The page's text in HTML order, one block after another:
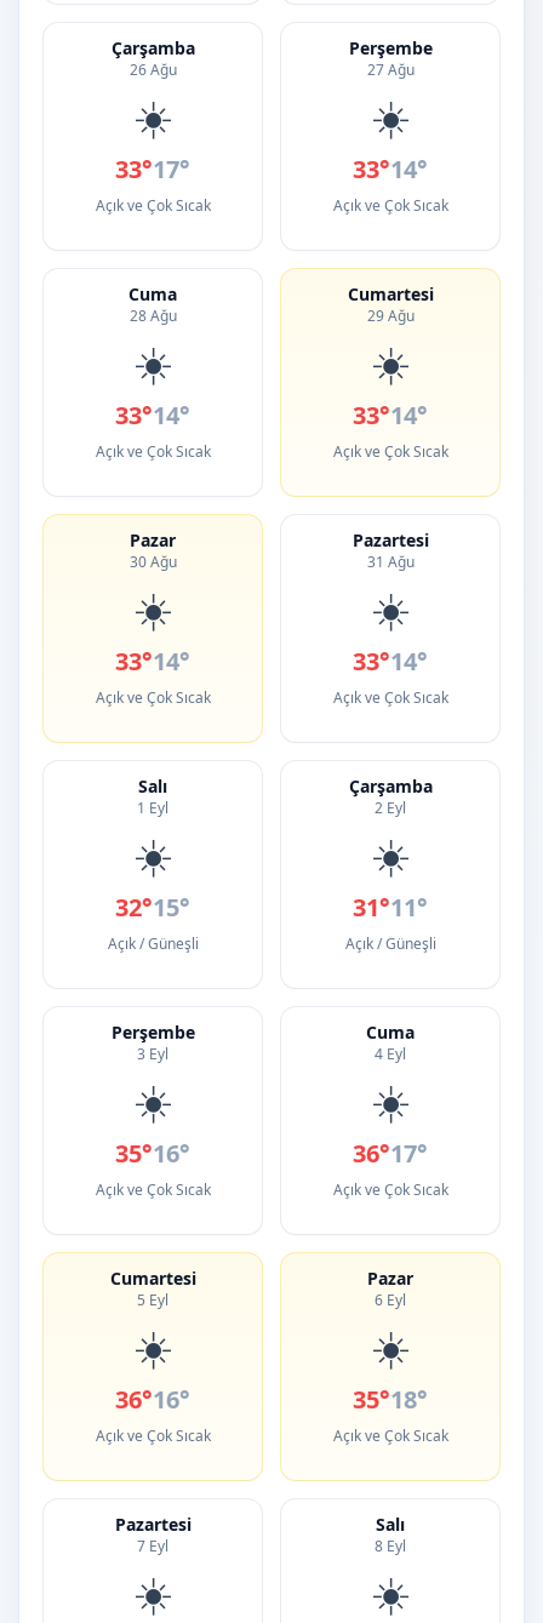
Çarşamba
26 Ağu
☀️
33°17°
Açık ve Çok Sıcak
Perşembe
27 Ağu
☀️
33°14°
Açık ve Çok Sıcak
Cuma
28 Ağu
☀️
33°14°
Açık ve Çok Sıcak
Cumartesi
29 Ağu
☀️
33°14°
Açık ve Çok Sıcak
Pazar
30 Ağu
☀️
33°14°
Açık ve Çok Sıcak
Pazartesi
31 Ağu
☀️
33°14°
Açık ve Çok Sıcak
Salı
1 Eyl
☀️
32°15°
Açık / Güneşli
Çarşamba
2 Eyl
☀️
31°11°
Açık / Güneşli
Perşembe
3 Eyl
☀️
35°16°
Açık ve Çok Sıcak
Cuma
4 Eyl
☀️
36°17°
Açık ve Çok Sıcak
Cumartesi
5 Eyl
☀️
36°16°
Açık ve Çok Sıcak
Pazar
6 Eyl
☀️
35°18°
Açık ve Çok Sıcak
Pazartesi
7 Eyl
☀️
Salı
8 Eyl
☀️